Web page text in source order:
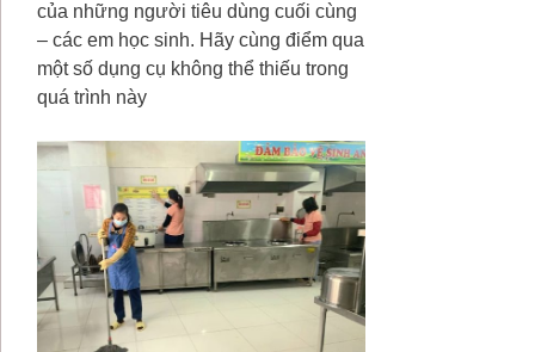
của những người tiêu dùng cuối cùng
– các em học sinh. Hãy cùng điểm qua
một số dụng cụ không thể thiếu trong
quá trình này